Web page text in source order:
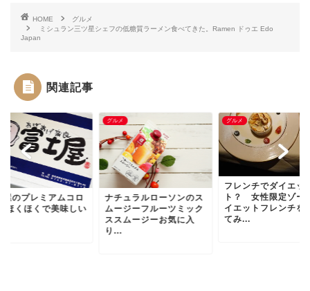
HOME
グルメ
ミシュラン三ツ星シェフの低糖質ラーメン食べてきた。Ramen ドゥエ Edo
Japan
関連記事
屋のプレミアムコロ
ほくほくで美味しい
グルメ
ナチュラルローソンのス
ムージーフルーツミック
ススムージーお気に入
り...
グルメ
フレンチでダイエッ
ト？ 女性限定ゾー
イエットフレンチを
てみ...